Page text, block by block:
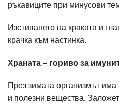
ръкавиците при минусови
Изстиването на краката и
крачка към настинка.
Храната – гориво за
През зимата организмът
и полезни вещества.